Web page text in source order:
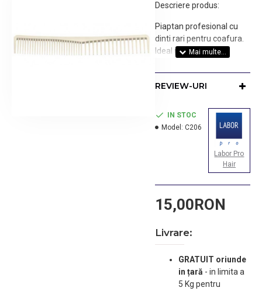
Descriere produs:
Piaptan profesional cu
dinti rari pentru coafura.
Ideal pentru aplicat
descurcat parul. Material
antistatic rezistent cu
o elasticitate sporita.
Productie Italia
Pretul prezentat include
Tara de provenienta:
ITALIA
REVIEW-URI
15,00RON
IN STOC
Model: C206
Labor Pro
Hair
Livrare:
GRATUIT oriunde
in țară - in limita a
5 Kg pentru